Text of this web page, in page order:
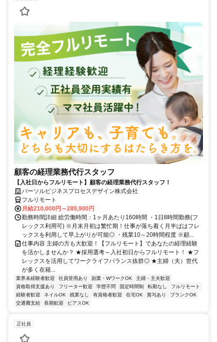
顧客の経理業務代行スタッフ
【入社日からフルリモート】顧客の経理業務代行スタッフ！
パーソルビジネスプロセスデザイン株式会社
フルリモート
月給210,000円～289,900円
勤務時間詳細 総労働時間：1ヶ月あたり160時間 ・1日8時間勤務(フ
レックス利用可) ※月末月初は繁忙期！仕事が落ち着く月半ばはフレ
ックスを利用して早上がりが可能◎ ・残業10～20時間程度 ※顧...
仕事内容 主婦の方も大歓迎！【フルリモート】であなたの経理経験
を活かしませんか？ ★採用選考～入社初日からフルリモート！ ★フ
レックスを活用してワークライフバランス抜群◎ ★主婦（夫）世代
が多く在籍...
業界未経験者歓迎 社員登用あり 副業・WワークOK
主婦・主夫歓迎
資格取得支援あり
フリーター歓迎 学歴不問 固定時間制 転勤なし
フルリモート
経験者歓迎
ネイルOK 残業なし 有資格者歓迎 在宅OK 賞与あり
ブランクOK
交通費支給
長期歓迎 ピアスOK
正社員